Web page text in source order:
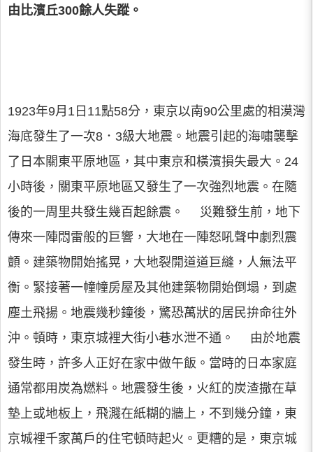
由比濱丘300餘人失蹤。
1923年9月1日11點58分，東京以南90公里處的相漠灣
海底發生了一次8．3級大地震。地震引起的海嘯襲擊
了日本關東平原地區，其中東京和橫濱損失最大。24
小時後，關東平原地區又發生了一次強烈地震。在隨
後的一周里共發生幾百起餘震。 災難發生前，地下
傳來一陣悶雷般的巨響，大地在一陣怒吼聲中劇烈震
顫。建築物開始搖晃，大地裂開道道巨縫，人無法平
衡。緊接著一幢幢房屋及其他建築物開始倒塌，到處
塵土飛揚。地震幾秒鐘後，驚恐萬狀的居民拚命往外
沖。頓時，東京城裡大街小巷水泄不通。 由於地震
發生時，許多人正好在家中做午飯。當時的日本家庭
通常都用炭為燃料。地震發生後，火紅的炭渣撒在草
墊上或地板上，飛濺在紙糊的牆上，不到幾分鐘，東
京城裡千家萬戶的住宅頓時起火。更糟的是，東京城